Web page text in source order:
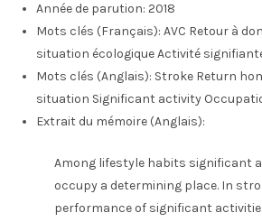
Année de parution: 2018
Mots clés (Français): AVC Retour à
situation écologique Activité
Mots clés (Anglais): Stroke Return
situation Significant activity
Extrait du mémoire (Anglais):
Among lifestyle habits significant
occupy a determining place. In
performance of significant